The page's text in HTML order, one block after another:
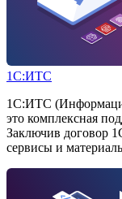
1С:ИТС
1С:ИТС
это комплексная
Заключив договор
сервисы и